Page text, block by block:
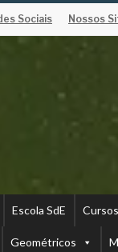
Sociais Nossos
Escola SdE
Geométricos